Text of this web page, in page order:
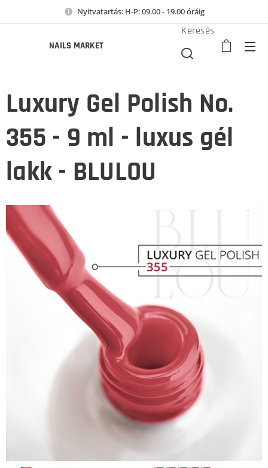
Nyitvatartás: H-P: 09.00 - 19.00 óráig
NAILS MARKET
Keresés
Luxury Gel Polish No.
355 - 9 ml - luxus gél
lakk - BLULOU